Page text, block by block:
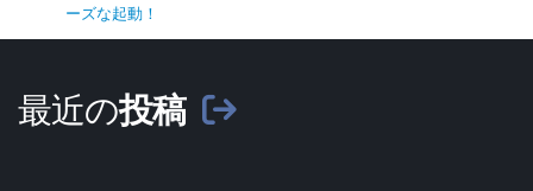
ーズな起動！
最近の投稿